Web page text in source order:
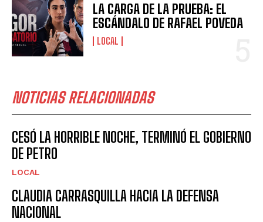
LA CARGA DE LA PRUEBA: EL
ESCÁNDALO DE RAFAEL POVEDA
LOCAL
NOTICIAS RELACIONADAS
CESÓ LA HORRIBLE NOCHE, TERMINÓ EL GOBIERNO
DE PETRO
LOCAL
CLAUDIA CARRASQUILLA HACIA LA DEFENSA
NACIONAL